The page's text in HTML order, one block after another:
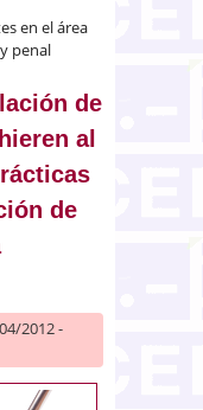
en el área
penal
de
al
de
2012 -